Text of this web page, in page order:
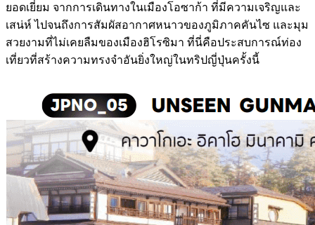
ยอดเยี่ยม จากการเดินทางในเมืองโอซาก้า ที่มีความเจริญและ
เสน่ห์ ไปจนถึงการสัมผัสอากาศหนาวของภูมิภาคคันไซ และมุม
สวยงามที่ไม่เคยลืมของเมืองฮิโรซิมา ที่นี่คือประสบการณ์ท่อง
เที่ยวที่สร้างความทรงจำอันยิ่งใหญ่ในทริปญี่ปุ่นครั้งนี้